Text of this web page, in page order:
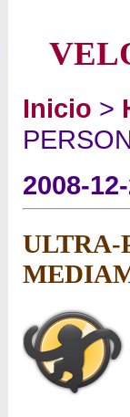
Inicio >
2008-
ULTRA-